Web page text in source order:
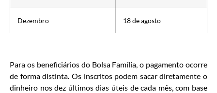
Dezembro 18 de agosto
Para os beneficiários do Bolsa Família, o pagamento ocorre
de forma distinta. Os inscritos podem sacar diretamente o
dinheiro nos dez últimos dias úteis de cada mês, com base